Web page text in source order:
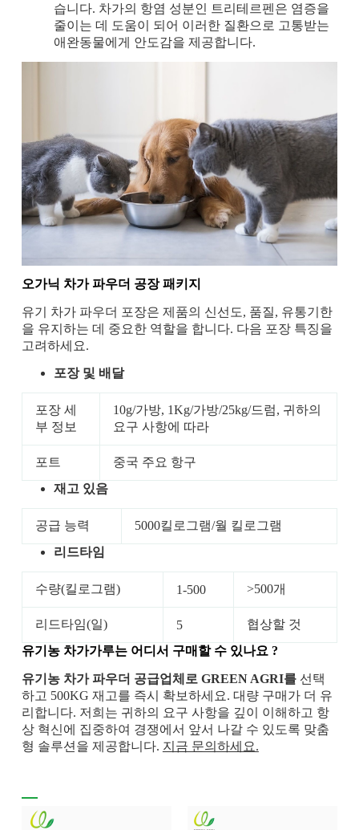
습니다. 차가의 항염 성분인 트리테르펜은 염증을
줄이는 데 도움이 되어 이러한 질환으로 고통받는
애완동물에게 안도감을 제공합니다.
오가닉 차가 파우더 공장 패키지
유기 차가 파우더 포장은 제품의 신선도, 품질, 유통기한
을 유지하는 데 중요한 역할을 합니다. 다음 포장 특징을
고려하세요.
포장 및 배달
포장 세
부 정보
10g/가방, 1Kg/가방/25kg/드럼, 귀하의
요구 사항에 따라
포트
중국 주요 항구
재고 있음
공급 능력
5000킬로그램/월 킬로그램
리드타임
수량(킬로그램) 1-500 >500개
리드타임(일) 5
협상할 것
유기농 차가가루는 어디서 구매할 수 있나요 ?
유기농 차가 파우더 공급업체로 GREEN AGRI를선택
하고 500KG 재고를 즉시 확보하세요. 대량 구매가 더 유
리합니다. 저희는 귀하의 요구 사항을 깊이 이해하고 항
상 혁신에 집중하여 경쟁에서 앞서 나갈 수 있도록 맞춤
형 솔루션을 제공합니다. 지금 문의하세요.